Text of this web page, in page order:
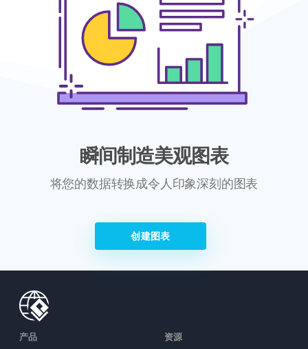
瞬间制造美观图表
将您的数据转换成令人印象深刻的图表
创建图表
产品 资源